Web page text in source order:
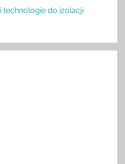
technologie do izolacji